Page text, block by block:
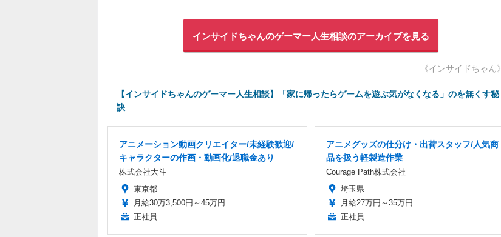
インサイドちゃんのゲーマー人生相談のアーカイブを見る
《インサイドちゃん》
【インサイドちゃんのゲーマー人生相談】「家に帰ったらゲームを遊ぶ気がなくなる」のを無くす秘
訣
アニメーション動画クリエイター/未経験歓迎/
キャラクターの作画・動画化/退職金あり
株式会社大斗
東京都
月給30万3,500円～45万円
正社員
アニメグッズの仕分け・出荷スタッフ/人気商
品を扱う軽製造作業
Courage Path株式会社
埼玉県
月給27万円～35万円
正社員